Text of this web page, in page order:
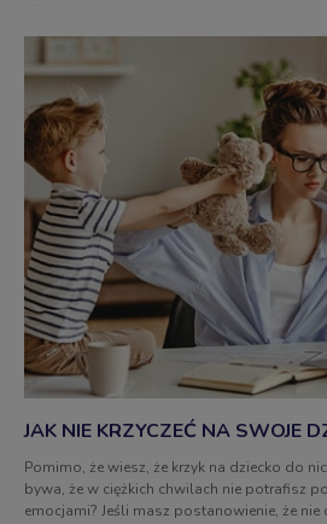
JAK NIE KRZYCZEĆ NA SWOJE
Pomimo, że wiesz, że krzyk na dziecko do
bywa, że w ciężkich chwilach nie potrafisz
emocjami? Jeśli masz postanowienie, że